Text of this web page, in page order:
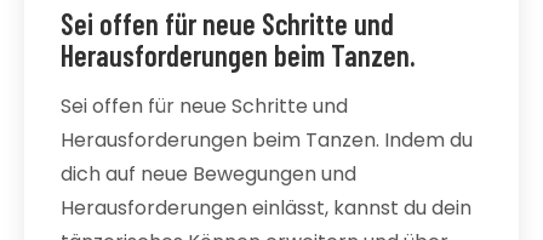
Sei offen für neue Schritte und
Herausforderungen beim Tanzen.
Sei offen für neue Schritte und
Herausforderungen beim Tanzen. Indem du
dich auf neue Bewegungen und
Herausforderungen einlässt, kannst du dein